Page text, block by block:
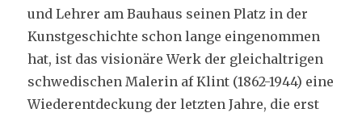
und Lehrer am Bauhaus seinen Platz in der
Kunstgeschichte schon lange eingenommen
hat, ist das visionäre Werk der gleichaltrigen
schwedischen Malerin af Klint (1862-1944) eine
Wiederentdeckung der letzten Jahre, die erst